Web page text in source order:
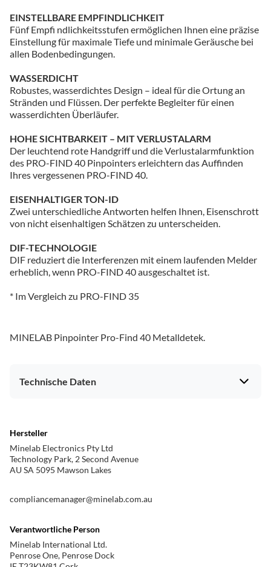
EINSTELLBARE EMPFINDLICHKEIT
Fünf Empfi ndlichkeitsstufen ermöglichen Ihnen eine präzise
Einstellung für maximale Tiefe und minimale Geräusche bei
allen Bodenbedingungen.
WASSERDICHT
Robustes, wasserdichtes Design – ideal für die Ortung an
Stränden und Flüssen. Der perfekte Begleiter für einen
wasserdichten Überläufer.
HOHE SICHTBARKEIT – MIT VERLUSTALARM
Der leuchtend rote Handgriff und die Verlustalarmfunktion
des PRO-FIND 40 Pinpointers erleichtern das Auffinden
Ihres vergessenen PRO-FIND 40.
EISENHALTIGER TON-ID
Zwei unterschiedliche Antworten helfen Ihnen, Eisenschrott
von nicht eisenhaltigen Schätzen zu unterscheiden.
DIF-TECHNOLOGIE
DIF reduziert die Interferenzen mit einem laufenden Melder
erheblich, wenn PRO-FIND 40 ausgeschaltet ist.
* Im Vergleich zu PRO-FIND 35
MINELAB Pinpointer Pro-Find 40 Metalldetek.
Technische Daten
Hersteller
Minelab Electronics Pty Ltd
Technology Park, 2 Second Avenue
AU SA 5095 Mawson Lakes
compliancemanager@minelab.com.au
Verantwortliche Person
Minelab International Ltd.
Penrose One, Penrose Dock